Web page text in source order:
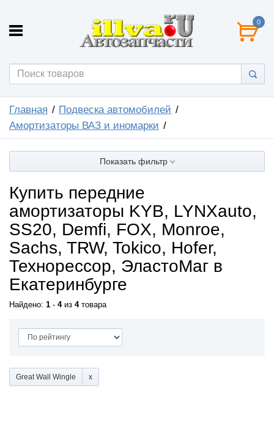
0
Главная
Подвеска автомобилей
Амортизаторы ВАЗ и иномарки
Показать фильтр
Купить передние
амортизаторы KYB, LYNXauto,
SS20, Demfi, FOX, Monroe,
Sachs, TRW, Tokico, Hofer,
Технорессор, ЭластоМаг в
Екатеринбурге
Найдено: 1 - 4из 4товара
Great Wall Wingle